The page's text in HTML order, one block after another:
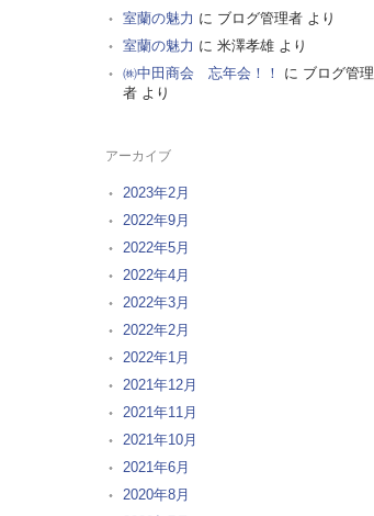
室蘭の魅力 に ブログ管理者より
室蘭の魅力 に 米澤孝雄より
㈱中田商会 忘年会！！
に ブログ管理
者より
アーカイブ
2023年2月
2022年9月
2022年5月
2022年4月
2022年3月
2022年2月
2022年1月
2021年12月
2021年11月
2021年10月
2021年6月
2020年8月